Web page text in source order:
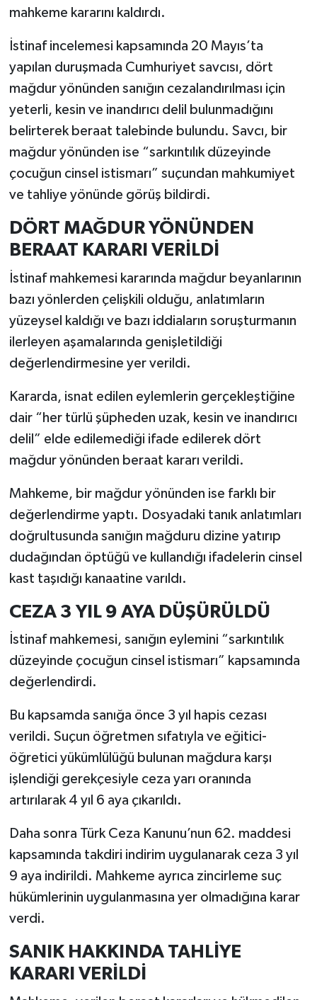
mahkeme kararını kaldırdı.
İstinaf incelemesi kapsamında 20 Mayıs’ta
yapılan duruşmada Cumhuriyet savcısı, dört
mağdur yönünden sanığın cezalandırılması için
yeterli, kesin ve inandırıcı delil bulunmadığını
belirterek beraat talebinde bulundu. Savcı, bir
mağdur yönünden ise “sarkıntılık düzeyinde
çocuğun cinsel istismarı” suçundan mahkumiyet
ve tahliye yönünde görüş bildirdi.
DÖRT MAĞDUR YÖNÜNDEN
BERAAT KARARI VERİLDİ
İstinaf mahkemesi kararında mağdur beyanlarının
bazı yönlerden çelişkili olduğu, anlatımların
yüzeysel kaldığı ve bazı iddiaların soruşturmanın
ilerleyen aşamalarında genişletildiği
değerlendirmesine yer verildi.
Kararda, isnat edilen eylemlerin gerçekleştiğine
dair “her türlü şüpheden uzak, kesin ve inandırıcı
delil” elde edilemediği ifade edilerek dört
mağdur yönünden beraat kararı verildi.
Mahkeme, bir mağdur yönünden ise farklı bir
değerlendirme yaptı. Dosyadaki tanık anlatımları
doğrultusunda sanığın mağduru dizine yatırıp
dudağından öptüğü ve kullandığı ifadelerin cinsel
kast taşıdığı kanaatine varıldı.
CEZA 3 YIL 9 AYA DÜŞÜRÜLDÜ
İstinaf mahkemesi, sanığın eylemini “sarkıntılık
düzeyinde çocuğun cinsel istismarı” kapsamında
değerlendirdi.
Bu kapsamda sanığa önce 3 yıl hapis cezası
verildi. Suçun öğretmen sıfatıyla ve eğitici-
öğretici yükümlülüğü bulunan mağdura karşı
işlendiği gerekçesiyle ceza yarı oranında
artırılarak 4 yıl 6 aya çıkarıldı.
Daha sonra Türk Ceza Kanunu’nun 62. maddesi
kapsamında takdiri indirim uygulanarak ceza 3 yıl
9 aya indirildi. Mahkeme ayrıca zincirleme suç
hükümlerinin uygulanmasına yer olmadığına karar
verdi.
SANIK HAKKINDA TAHLİYE
KARARI VERİLDİ